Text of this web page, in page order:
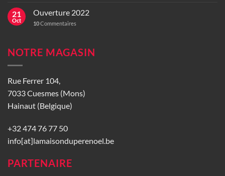
21
Oct
Ouverture 2022
10Commentaires
NOTRE MAGASIN
Rue Ferrer 104,
7033 Cuesmes (Mons)
Hainaut (Belgique)
+32 474 76 77 50
info[at]lamaisonduperenoel.be
PARTENAIRE